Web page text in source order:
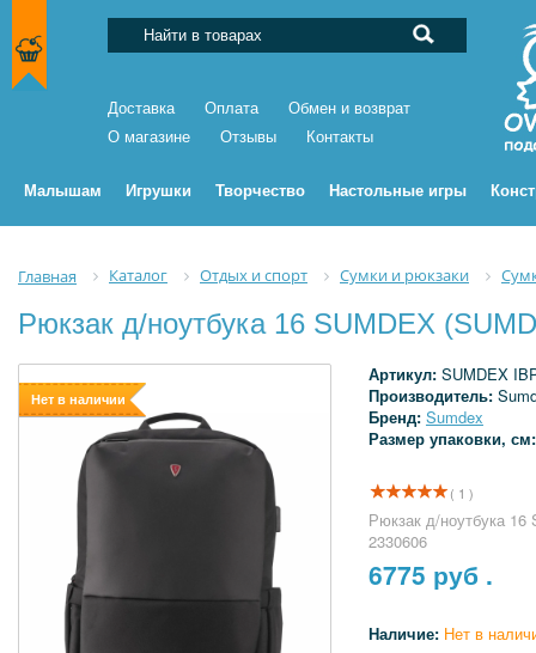
Доставка Оплата
Обмен и возврат
О магазине
Отзывы Контакты
Малышам Игрушки Творчество Настольные игры
Главная Каталог Отдых и спорт Сумки и рюкзаки
Рюкзак д/ноутбука 16 SUMDEX
Нет в наличии
Артикул: SUMDEX
Производитель:
Бренд: Sumdex
Размер упаковки,
( 1 )
Рюкзак д/ноутбука
2330606
6775 руб .
Наличие: Нет в